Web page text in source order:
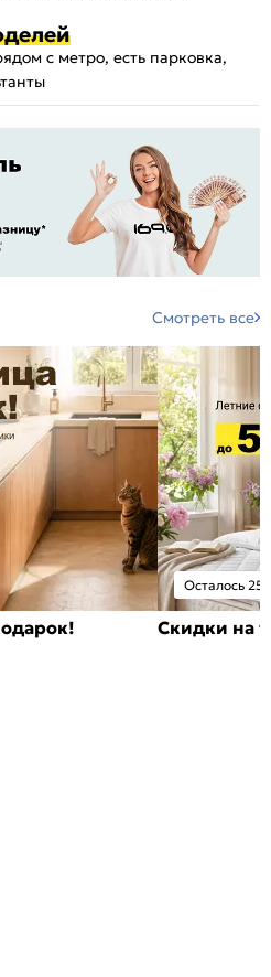
с метро, есть парковка,
Смотреть все
Осталось 25
Скидки на